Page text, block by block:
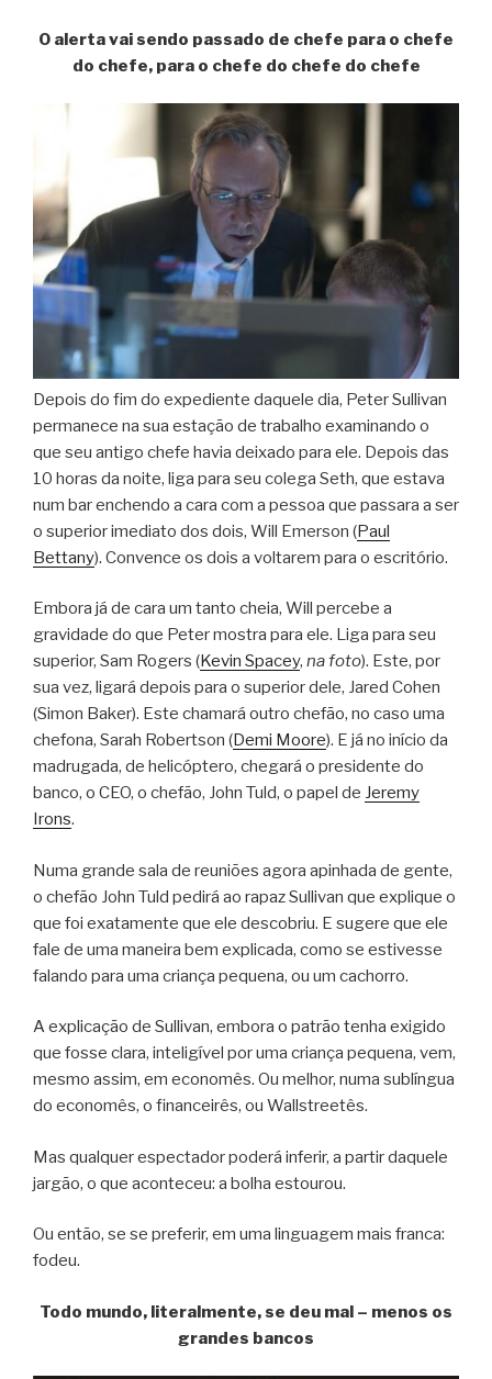
O alerta vai sendo passado de chefe para o chefe
do chefe, para o chefe do chefe do chefe
Depois do fim do expediente daquele dia, Peter Sullivan
permanece na sua estação de trabalho examinando o
que seu antigo chefe havia deixado para ele. Depois das
10 horas da noite, liga para seu colega Seth, que estava
num bar enchendo a cara com a pessoa que passara a ser
o superior imediato dos dois, Will Emerson (Paul
Bettany). Convence os dois a voltarem para o escritório.
Embora já de cara um tanto cheia, Will percebe a
gravidade do que Peter mostra para ele. Liga para seu
superior, Sam Rogers (Kevin Spacey, na foto). Este, por
sua vez, ligará depois para o superior dele, Jared Cohen
(Simon Baker). Este chamará outro chefão, no caso uma
chefona, Sarah Robertson (Demi Moore). E já no início da
madrugada, de helicóptero, chegará o presidente do
banco, o CEO, o chefão, John Tuld, o papel de Jeremy
Irons.
Numa grande sala de reuniões agora apinhada de gente,
o chefão John Tuld pedirá ao rapaz Sullivan que explique o
que foi exatamente que ele descobriu. E sugere que ele
fale de uma maneira bem explicada, como se estivesse
falando para uma criança pequena, ou um cachorro.
A explicação de Sullivan, embora o patrão tenha exigido
que fosse clara, inteligível por uma criança pequena, vem,
mesmo assim, em economês. Ou melhor, numa sublíngua
do economês, o financeirês, ou Wallstreetês.
Mas qualquer espectador poderá inferir, a partir daquele
jargão, o que aconteceu: a bolha estourou.
Ou então, se se preferir, em uma linguagem mais franca:
fodeu.
Todo mundo, literalmente, se deu mal – menos os
grandes bancos